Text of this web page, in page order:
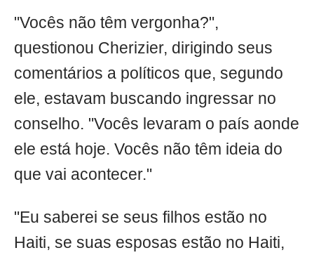
"Vocês não têm vergonha?",
questionou Cherizier, dirigindo seus
comentários a políticos que, segundo
ele, estavam buscando ingressar no
conselho. "Vocês levaram o país aonde
ele está hoje. Vocês não têm ideia do
que vai acontecer."
"Eu saberei se seus filhos estão no
Haiti, se suas esposas estão no Haiti,